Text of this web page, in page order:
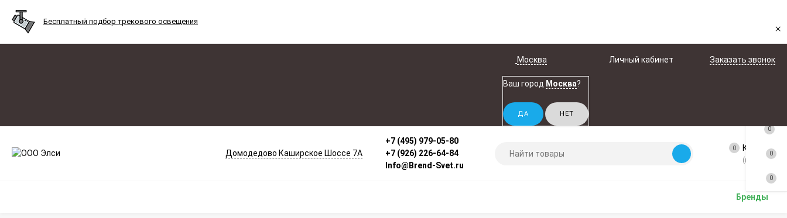
Бесплатный подбор трекового освещения
×
Москва
Ваш город Москва?
Личный кабинет Заказать звонок
Домодедово Каширское Шоссе 7А
+7 (495) 979-05-80
+7 (926) 226-64-84
Info@Brend-Svet.ru
0 Корзина
(пусто)
Бренды
0
0
0